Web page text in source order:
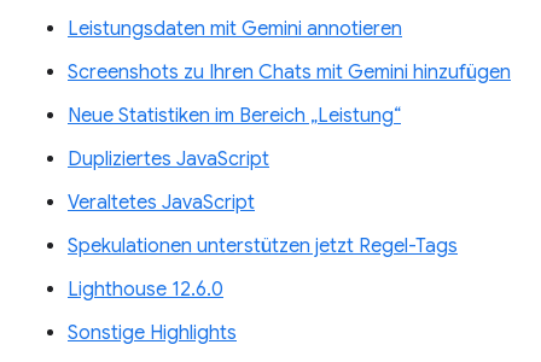
Leistungsdaten mit Gemini annotieren
Screenshots zu Ihren Chats mit Gemini hinzufügen
Neue Statistiken im Bereich „Leistung“
Dupliziertes JavaScript
Veraltetes JavaScript
Spekulationen unterstützen jetzt Regel-Tags
Lighthouse 12.6.0
Sonstige Highlights